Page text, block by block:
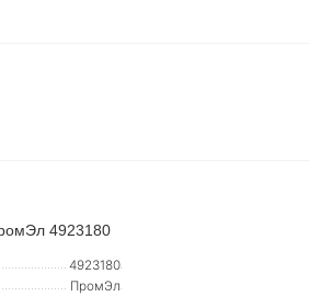
4923180
4923180
ПромЭл